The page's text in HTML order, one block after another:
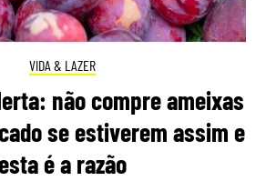
VIDA & LAZER
não compre ameixas
se estiverem assim e
é a razão